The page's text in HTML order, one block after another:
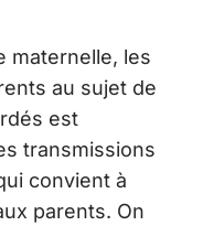
maternelle, les
au sujet de
est
transmissions
convient à
parents. On